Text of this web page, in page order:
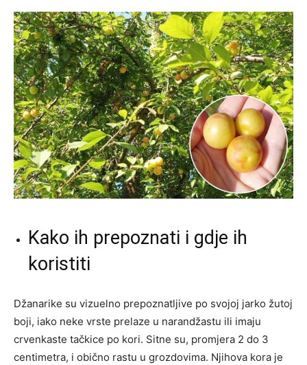
Kako ih prepoznati i gdje ih
koristiti
Džanarike su vizuelno prepoznatljive po svojoj jarko žutoj
boji, iako neke vrste prelaze u narandžastu ili imaju
crvenkaste tačkice po kori. Sitne su, promjera 2 do 3
centimetra, i obično rastu u grozdovima. Njihova kora je